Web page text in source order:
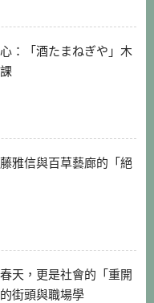
：「酒たまねぎや」木
雅信與百草藝廊的「絕
天，更是社會的「重開
街頭與職場學